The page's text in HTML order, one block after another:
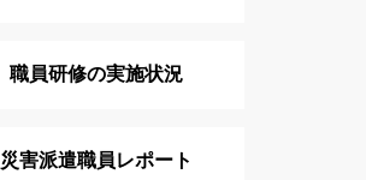
職員研修の実施状況
災害派遣職員レポート